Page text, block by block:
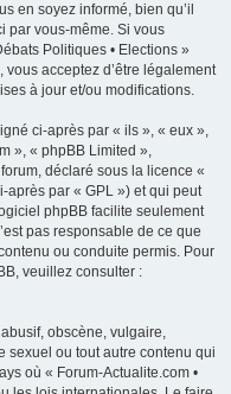
en soyez informé, bien qu’il
par vous-même. Si vous
Politiques • Elections »
acceptez d’être légalement
à jour et/ou modifications.
ci-après par « ils », « eux »,
», « phpBB Limited »,
déclaré sous la licence «
après par « GPL ») et qui peut
phpBB facilite seulement
pas responsable de ce que
ou conduite permis. Pour
veuillez consulter :
obscène, vulgaire,
sexuel ou tout autre contenu qui
où « Forum-Actualite.com •